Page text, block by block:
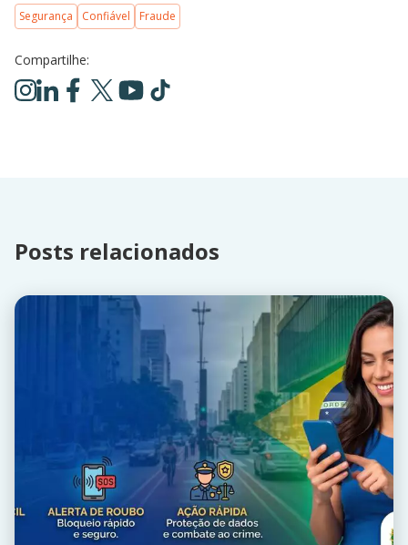
Segurança Confiável Fraude
Compartilhe:
Posts relacionados